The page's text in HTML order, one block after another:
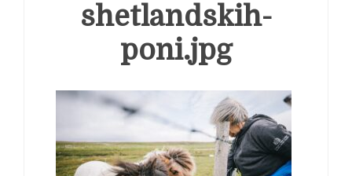
shetlandskih-
poni.jpg